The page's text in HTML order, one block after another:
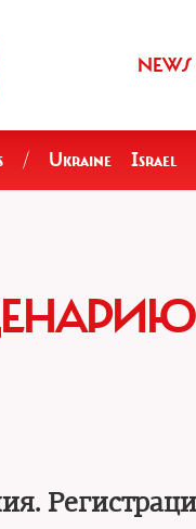
NEWS
/ Ukraine Israel